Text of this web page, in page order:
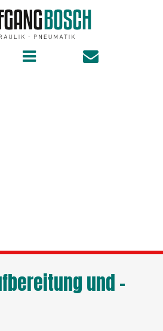
und -